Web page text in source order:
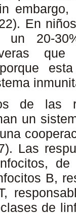
En
un 20-
porque
de las
un
Las
B,
de